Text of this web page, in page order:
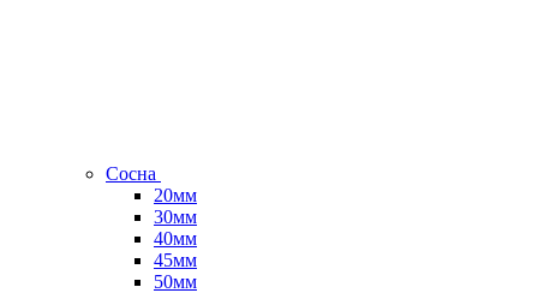
Сосна
20мм
30мм
40мм
45мм
50мм